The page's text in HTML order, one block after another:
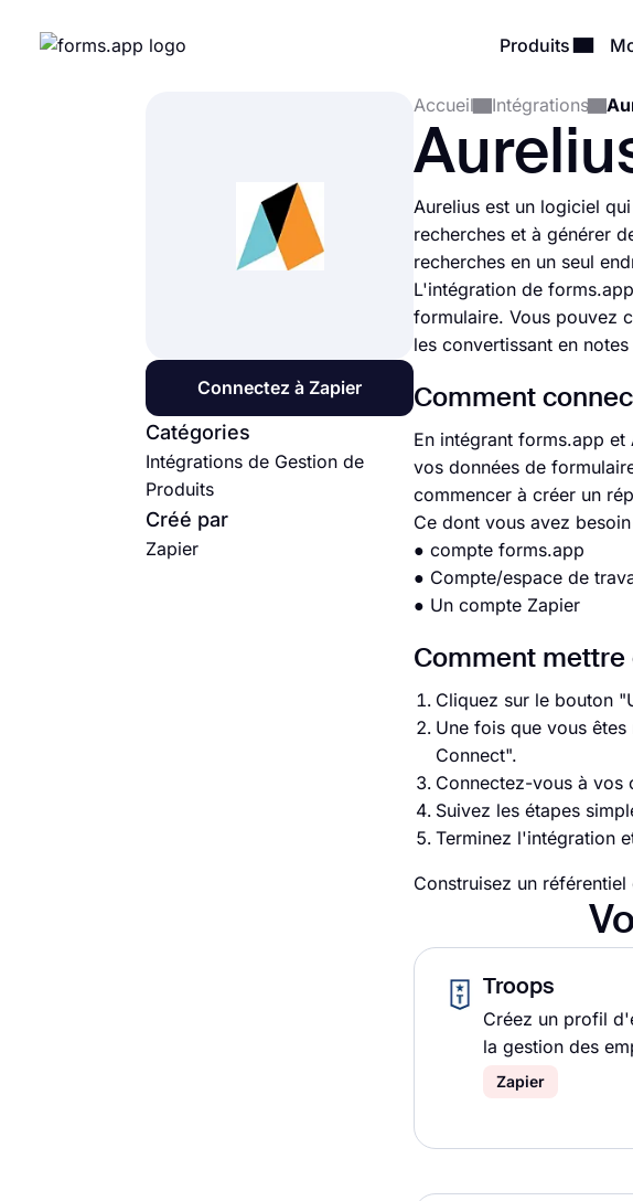
Produits
Connectez à Zapier
Catégories
Intégrations de Gestion de
Produits
Créé par
Zapier
Accueil Intégrations
Aurelius est un logiciel
recherches et à générer
recherches en un seul
L'intégration de
formulaire. Vous pouvez
les convertissant en
Comment
En intégrant forms.app
vos données de
commencer à créer un
Ce dont vous avez
● compte forms.app
● Compte/espace de
● Un compte Zapier
Comment
Cliquez sur le bouton
Une fois que vous
Connect".
Connectez-vous à vos
Suivez les étapes
Terminez l'intégration
Construisez un
Troops
Créez un profil
la gestion des
Zapier